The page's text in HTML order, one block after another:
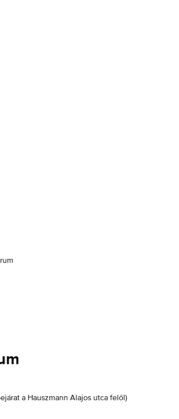
a Hauszmann Alajos utca felől)